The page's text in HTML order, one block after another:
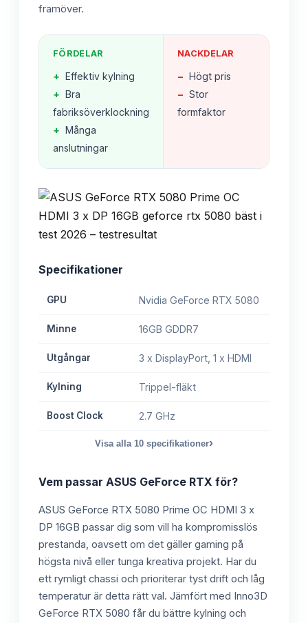
framöver.
FÖRDELAR
+ Effektiv kylning
+ Bra
fabriksöverklockning
+ Många
anslutningar
NACKDELAR
− Högt pris
− Stor
formfaktor
Specifikationer
GPU Nvidia GeForce RTX 5080
Minne 16GB GDDR7
Utgångar 3 x DisplayPort, 1 x HDMI
Kylning Trippel-fläkt
Boost Clock 2.7 GHz
Visa alla 10 specifikationer›
Vem passar ASUS GeForce RTX för?
ASUS GeForce RTX 5080 Prime OC HDMI 3 x
DP 16GB passar dig som vill ha kompromisslös
prestanda, oavsett om det gäller gaming på
högsta nivå eller tunga kreativa projekt. Har du
ett rymligt chassi och prioriterar tyst drift och låg
temperatur är detta rätt val. Jämfört med Inno3D
GeForce RTX 5080 får du bättre kylning och